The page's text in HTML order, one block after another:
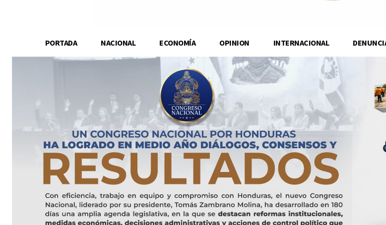
PORTADA NACIONAL ECONOMÍA OPINION INTERNACIONAL